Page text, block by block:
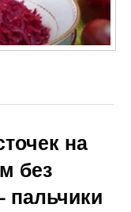
на
без
пальчики